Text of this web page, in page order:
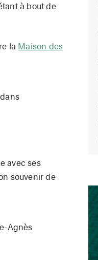
à bout de
la Maison des
avec ses
souvenir de
Agnès